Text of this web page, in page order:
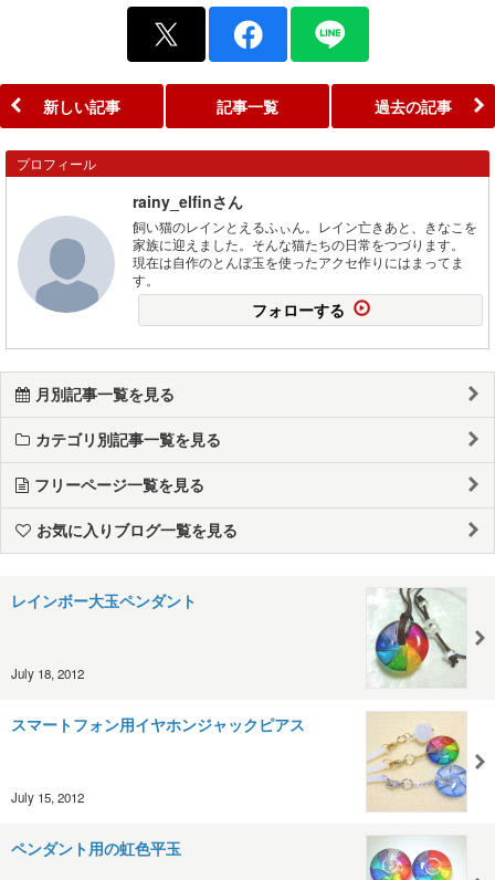
新しい記事 記事一覧 過去の記事
プロフィール
rainy_elfinさん
飼い猫のレインとえるふぃん。レイン亡きあと、きなこを
家族に迎えました。そんな猫たちの日常をつづります。
現在は自作のとんぼ玉を使ったアクセ作りにはまってま
す。
フォローする
月別記事一覧を見る
カテゴリ別記事一覧を見る
フリーページ一覧を見る
お気に入りブログ一覧を見る
レインボー大玉ペンダント
July 18, 2012
スマートフォン用イヤホンジャックピアス
July 15, 2012
ペンダント用の虹色平玉